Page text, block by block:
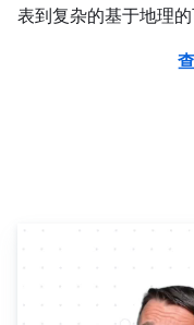
表到复杂的基于地理
Elastic 可